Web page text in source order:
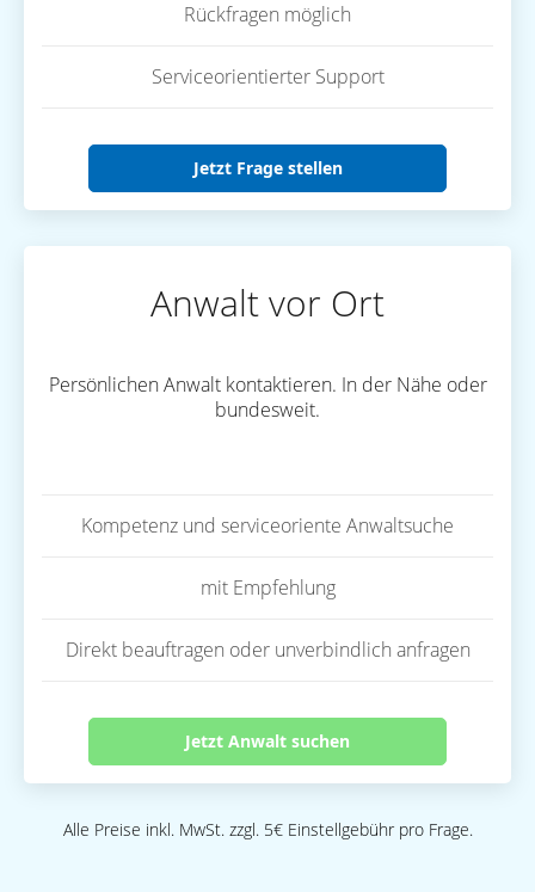
Rückfragen möglich
Serviceorientierter Support
Jetzt Frage stellen
Anwalt vor Ort
Persönlichen Anwalt kontaktieren. In der Nähe oder
bundesweit.
Kompetenz und serviceoriente Anwaltsuche
mit Empfehlung
Direkt beauftragen oder unverbindlich anfragen
Jetzt Anwalt suchen
Alle Preise inkl. MwSt. zzgl. 5€ Einstellgebühr pro Frage.